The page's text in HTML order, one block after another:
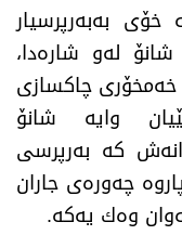
بەبەرپرسیار
لەو شارەدا،
چاكسازی
وایە شانۆ
كە بەرپرسی
چەورەی جاران
وەك یەكە.